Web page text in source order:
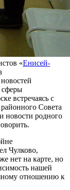
«Енисей-
сферы
встречаясь с
Совета
родного
Чулково,
нет на карте, но
нашей
отношению к